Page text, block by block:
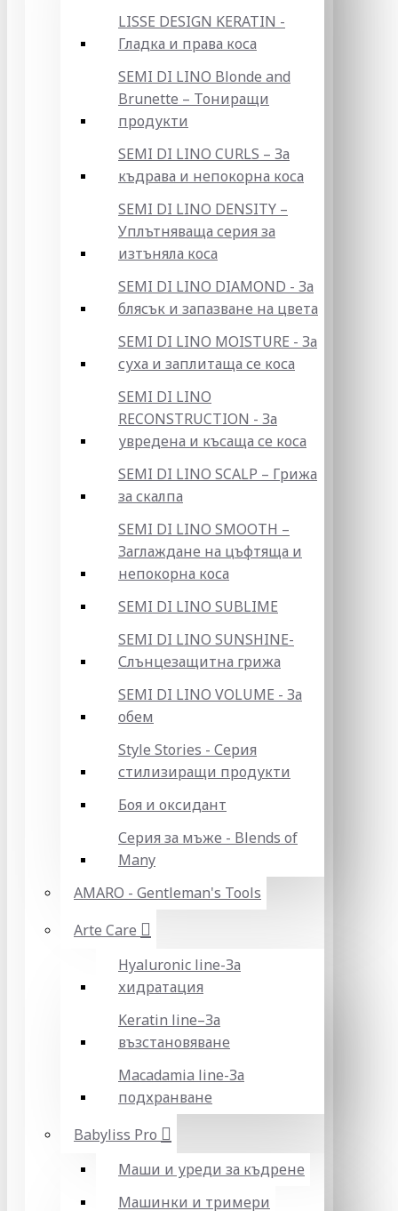
LISSE DESIGN KERATIN -
Гладка и права коса
SEMI DI LINO Blonde and
Brunette – Тониращи
продукти
SEMI DI LINO CURLS – За
къдрава и непокорна коса
SEMI DI LINO DENSITY –
Уплътняваща серия за
изтъняла коса
SEMI DI LINO DIAMOND - За
блясък и запазване на цвета
SEMI DI LINO MOISTURE - За
суха и заплитаща се коса
SEMI DI LINO
RECONSTRUCTION - За
увредена и късаща се коса
SEMI DI LINO SCALP – Грижа
за скалпа
SEMI DI LINO SMOOTH –
Заглаждане на цъфтяща и
непокорна коса
SEMI DI LINO SUBLIME
SEMI DI LINO SUNSHINE-
Слънцезащитна грижа
SEMI DI LINO VOLUME - За
обем
Style Stories - Серия
стилизиращи продукти
Боя и оксидант
Серия за мъже - Blends of
Many
AMARO - Gentleman's Tools
Arte Care
Hyaluronic line-За
хидратация
Keratin line–За
възстановяване
Macadamia line-За
подхранване
Babyliss Pro
Маши и уреди за къдрене
Машинки и тримери